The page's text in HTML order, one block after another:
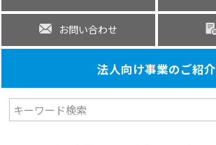
お問い合わせ
法人向け事業のご紹介